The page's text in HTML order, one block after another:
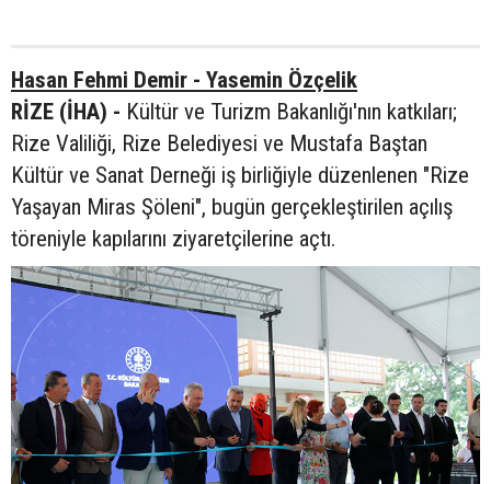
Hasan Fehmi Demir - Yasemin Özçelik
RİZE (İHA) - Kültür ve Turizm Bakanlığı'nın katkıları;
Rize Valiliği, Rize Belediyesi ve Mustafa Baştan
Kültür ve Sanat Derneği iş birliğiyle düzenlenen "Rize
Yaşayan Miras Şöleni", bugün gerçekleştirilen açılış
töreniyle kapılarını ziyaretçilerine açtı.